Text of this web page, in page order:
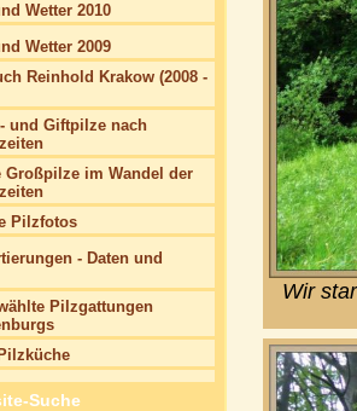
Wir
Wetter 2010
Wetter 2009
Reinhold Krakow (2008 -
und Giftpilze nach
Großpilze im Wandel der
Pilzfotos
- Daten und
Pilzgattungen
Suche